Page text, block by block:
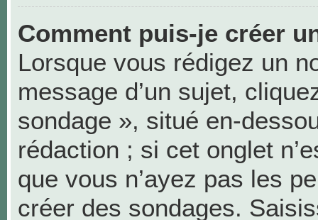
Comment puis-je créer
Lorsque vous rédigez un
message d’un sujet,
sondage », situé en-
rédaction ; si cet onglet
que vous n’ayez pas les
créer des sondages.